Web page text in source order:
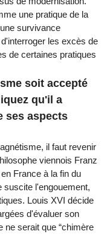
une pratique de la
survivance
les excès de
de certaines pratiques
soit accepté
qu'il a
ses aspects
il faut revenir
viennois Franz
France à la fin du
suscite l'engouement,
Louis XVI décide
d'évaluer son
ne serait que “chimère